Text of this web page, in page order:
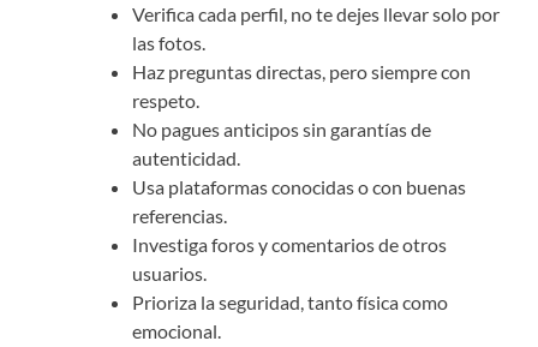
Verifica cada perfil, no te dejes llevar solo por
las fotos.
Haz preguntas directas, pero siempre con
respeto.
No pagues anticipos sin garantías de
autenticidad.
Usa plataformas conocidas o con buenas
referencias.
Investiga foros y comentarios de otros
usuarios.
Prioriza la seguridad, tanto física como
emocional.